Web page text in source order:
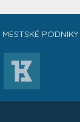
MESTSKÉ PODNIKY